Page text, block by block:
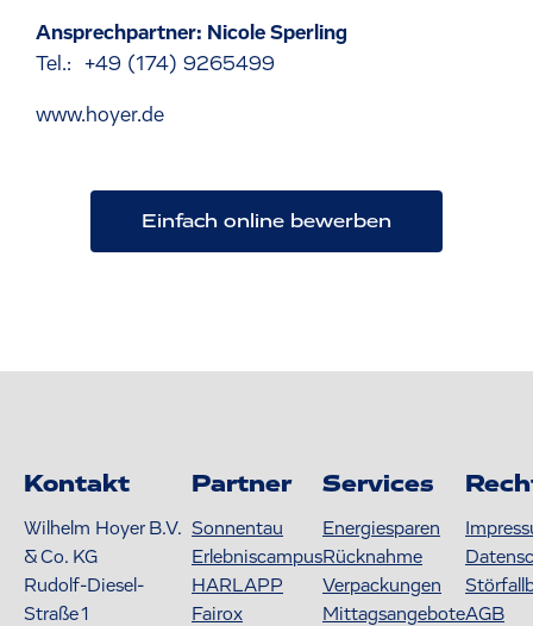
Ansprechpartner: Nicole Sperling
Tel.: +49 (174) 9265499
www.hoyer.de
Einfach online bewerben
Kontakt
Wilhelm Hoyer B.V.
& Co. KG
Rudolf-Diesel-
Straße 1
Partner
Sonnentau
Erlebniscampus
HARLAPP
Fairox
Services
Energiesparen
Rücknahme
Verpackungen
MittagsangeboteAGB